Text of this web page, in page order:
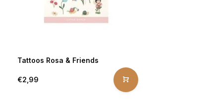
Tattoos Rosa & Friends
€2,99